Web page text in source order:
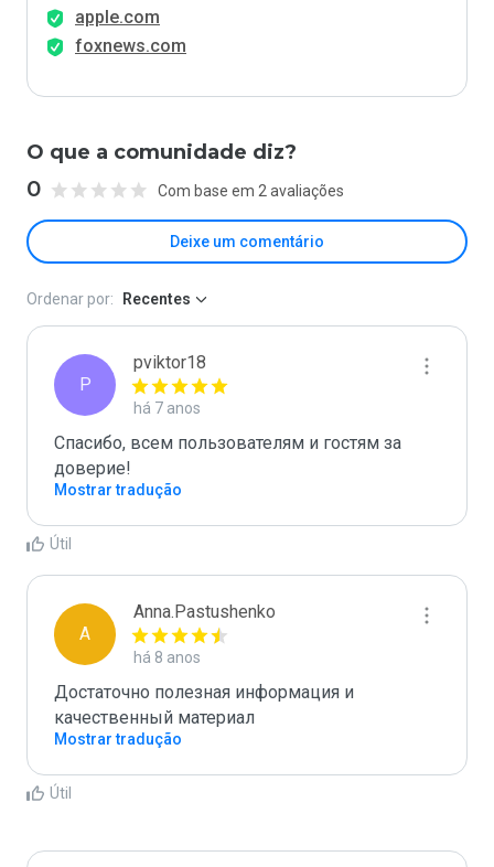
apple.com
foxnews.com
O que a comunidade diz?
0 Com base em 2 avaliações
Deixe um comentário
Ordenar por: Recentes
P
pviktor18
há 7 anos
Спасибо, всем пользователям и гостям за
доверие!
Mostrar tradução
Útil
A
Anna.Pastushenko
há 8 anos
Достаточно полезная информация и
качественный материал
Mostrar tradução
Útil